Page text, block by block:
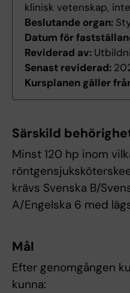
klinisk vetenskap,
Beslutande organ:
Datum för
Reviderad av:
Senast reviderad:
Kursplanen gäller
Särskild
Minst 120 hp inom
krävs Svenska B/
A/Engelska 6 med
Mål
Efter genomgången
kunna: